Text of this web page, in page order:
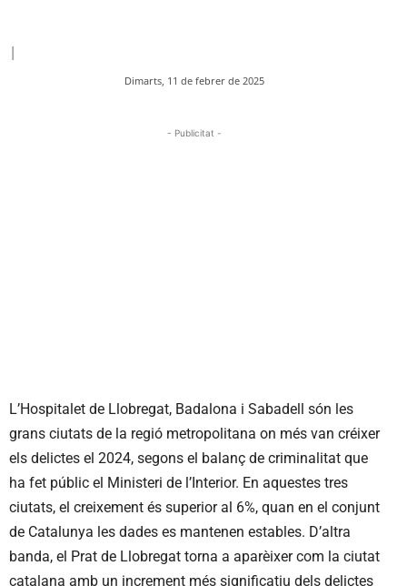
|
Dimarts, 11 de febrer de 2025
- Publicitat -
L’Hospitalet de Llobregat, Badalona i Sabadell són les
grans ciutats de la regió metropolitana on més van créixer
els delictes el 2024, segons el balanç de criminalitat que
ha fet públic el Ministeri de l’Interior. En aquestes tres
ciutats, el creixement és superior al 6%, quan en el conjunt
de Catalunya les dades es mantenen estables. D’altra
banda, el Prat de Llobregat torna a aparèixer com la ciutat
catalana amb un increment més significatiu dels delictes